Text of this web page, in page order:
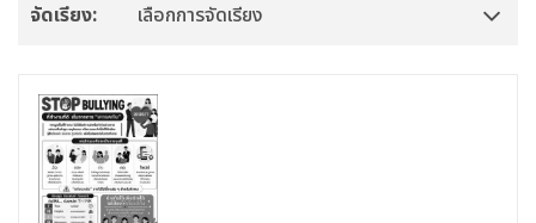
จัดเรียง: เลือกการจัดเรียง